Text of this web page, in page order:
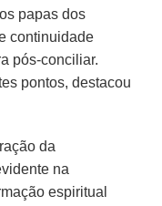
papas dos
continuidade
pós-conciliar.
pontos, destacou
da
na
espiritual